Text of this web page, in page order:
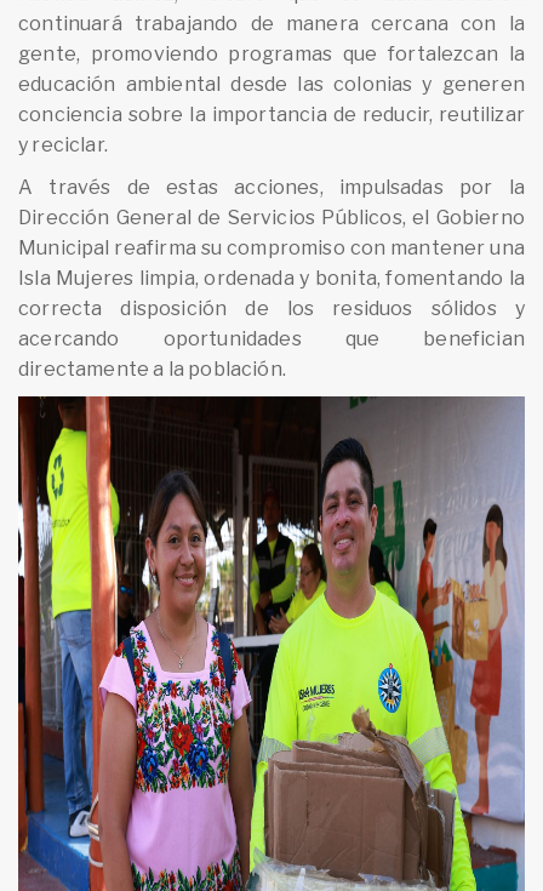
continuará trabajando de manera cercana con la
gente, promoviendo programas que fortalezcan la
educación ambiental desde las colonias y generen
conciencia sobre la importancia de reducir, reutilizar
y reciclar.
A través de estas acciones, impulsadas por la
Dirección General de Servicios Públicos, el Gobierno
Municipal reafirma su compromiso con mantener una
Isla Mujeres limpia, ordenada y bonita, fomentando la
correcta disposición de los residuos sólidos y
acercando oportunidades que benefician
directamente a la población.